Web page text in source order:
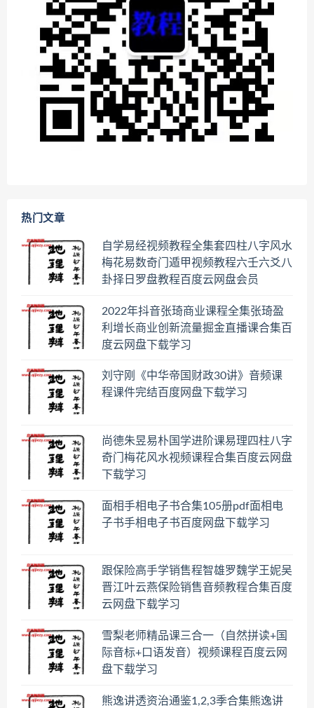
热门文章
自学易经视频教程全集套四柱八字风水
梅花易数奇门遁甲视频教程六壬六爻八
卦择日罗盘教程百度云网盘会员
2022年抖音张琦商业课程全集张琦盈
利增长商业创新流量掘金直播课合集百
度云网盘下载学习
刘守刚《中华帝国财政30讲》音频课
程课件完结百度网盘下载学习
尚德朱昱易朴国学进阶课易理四柱八字
奇门梅花风水视频课程合集百度云网盘
下载学习
面相手相电子书合集105册pdf面相电
子书手相电子书百度网盘下载学习
跟保险高手学销售程智雄罗魏学王妮吴
晋江叶云燕保险销售音频教程合集百度
云网盘下载学习
雪梨老师精品课三合一（自然拼读+国
际音标+口语发音）视频课程百度云网
盘下载学习
熊逸讲透资治通鉴1,2,3季合集熊逸讲